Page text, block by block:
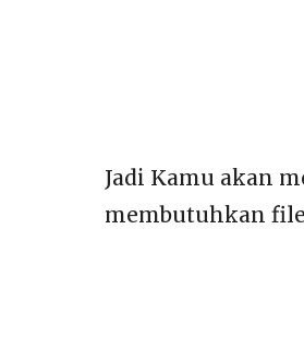
Jadi Kamu akan
membutuhkan